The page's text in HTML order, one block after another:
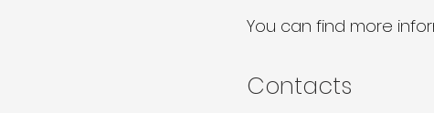
You can find more
Contacts​